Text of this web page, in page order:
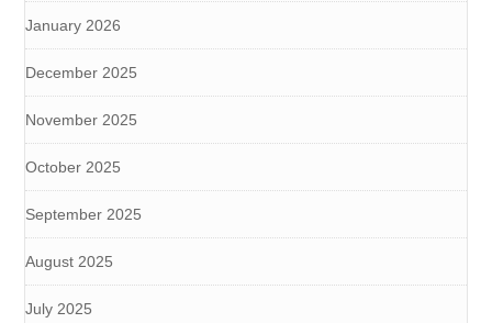
January 2026
December 2025
November 2025
October 2025
September 2025
August 2025
July 2025